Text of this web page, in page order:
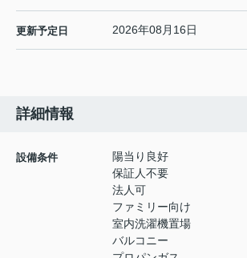
更新予定日 2026年08月16日
詳細情報
設備条件
陽当り良好
保証人不要
法人可
ファミリー向け
室内洗濯機置場
バルコニー